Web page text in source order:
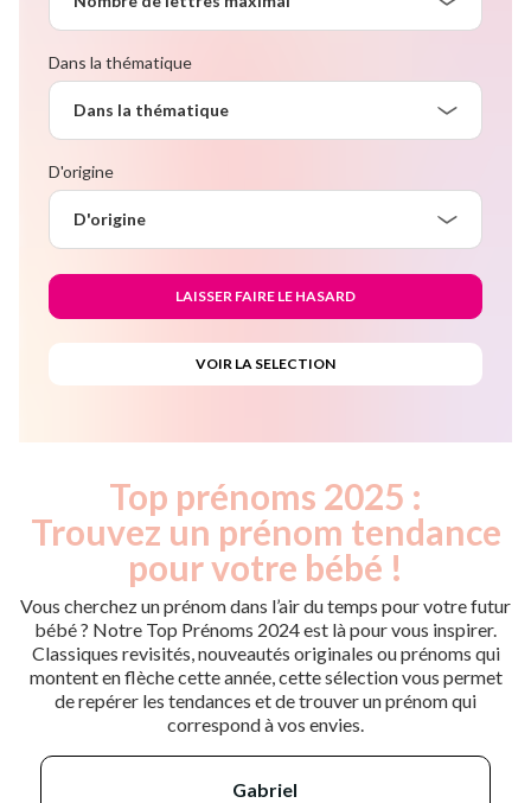
Dans la thématique
Dans la thématique
D'origine
D'origine
Top prénoms 2025 :
Trouvez un prénom tendance
pour votre bébé !
Vous cherchez un prénom dans l’air du temps pour votre futur
bébé ? Notre Top Prénoms 2024 est là pour vous inspirer.
Classiques revisités, nouveautés originales ou prénoms qui
montent en flèche cette année, cette sélection vous permet
de repérer les tendances et de trouver un prénom qui
correspond à vos envies.
gabriel